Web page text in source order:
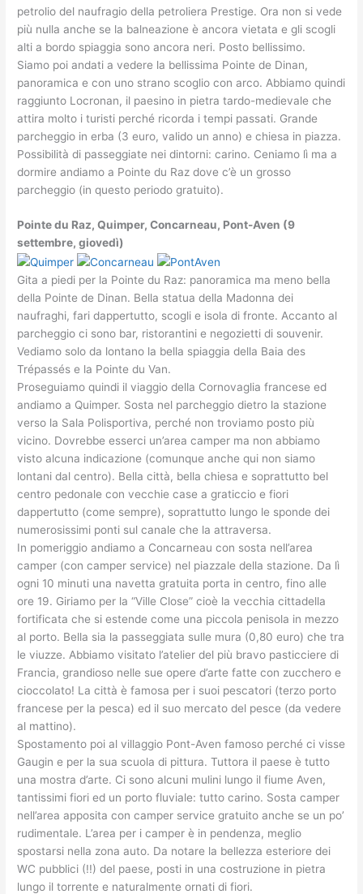
petrolio del naufragio della petroliera Prestige. Ora non si vede
più nulla anche se la balneazione è ancora vietata e gli scogli
alti a bordo spiaggia sono ancora neri. Posto bellissimo.
Siamo poi andati a vedere la bellissima Pointe de Dinan,
panoramica e con uno strano scoglio con arco. Abbiamo quindi
raggiunto Locronan, il paesino in pietra tardo-medievale che
attira molto i turisti perché ricorda i tempi passati. Grande
parcheggio in erba (3 euro, valido un anno) e chiesa in piazza.
Possibilità di passeggiate nei dintorni: carino. Ceniamo lì ma a
dormire andiamo a Pointe du Raz dove c’è un grosso
parcheggio (in questo periodo gratuito).
Pointe du Raz, Quimper, Concarneau, Pont-Aven (9
settembre, giovedì)
Gita a piedi per la Pointe du Raz: panoramica ma meno bella
della Pointe de Dinan. Bella statua della Madonna dei
naufraghi, fari dappertutto, scogli e isola di fronte. Accanto al
parcheggio ci sono bar, ristorantini e negozietti di souvenir.
Vediamo solo da lontano la bella spiaggia della Baia des
Trépassés e la Pointe du Van.
Proseguiamo quindi il viaggio della Cornovaglia francese ed
andiamo a Quimper. Sosta nel parcheggio dietro la stazione
verso la Sala Polisportiva, perché non troviamo posto più
vicino. Dovrebbe esserci un’area camper ma non abbiamo
visto alcuna indicazione (comunque anche qui non siamo
lontani dal centro). Bella città, bella chiesa e soprattutto bel
centro pedonale con vecchie case a graticcio e fiori
dappertutto (come sempre), soprattutto lungo le sponde dei
numerosissimi ponti sul canale che la attraversa.
In pomeriggio andiamo a Concarneau con sosta nell’area
camper (con camper service) nel piazzale della stazione. Da lì
ogni 10 minuti una navetta gratuita porta in centro, fino alle
ore 19. Giriamo per la “Ville Close” cioè la vecchia cittadella
fortificata che si estende come una piccola penisola in mezzo
al porto. Bella sia la passeggiata sulle mura (0,80 euro) che tra
le viuzze. Abbiamo visitato l’atelier del più bravo pasticciere di
Francia, grandioso nelle sue opere d’arte fatte con zucchero e
cioccolato! La città è famosa per i suoi pescatori (terzo porto
francese per la pesca) ed il suo mercato del pesce (da vedere
al mattino).
Spostamento poi al villaggio Pont-Aven famoso perché ci visse
Gaugin e per la sua scuola di pittura. Tuttora il paese è tutto
una mostra d’arte. Ci sono alcuni mulini lungo il fiume Aven,
tantissimi fiori ed un porto fluviale: tutto carino. Sosta camper
nell’area apposita con camper service gratuito anche se un po’
rudimentale. L’area per i camper è in pendenza, meglio
spostarsi nella zona auto. Da notare la bellezza esteriore dei
WC pubblici (!!) del paese, posti in una costruzione in pietra
lungo il torrente e naturalmente ornati di fiori.